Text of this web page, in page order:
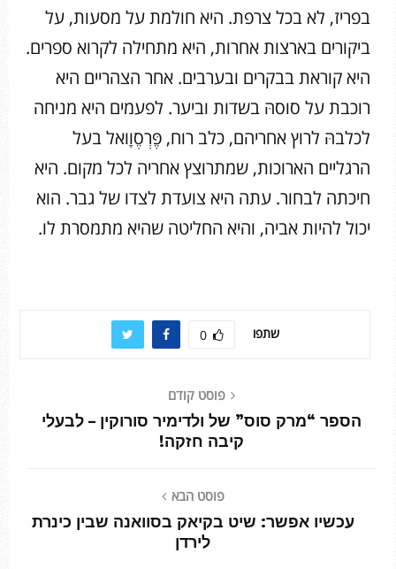
בפריז, לא בכל צרפת. היא חולמת על מסעות, על
ביקורים בארצות אחרות, היא מתחילה לקרוא ספרים.
היא קוראת בבקרים ובערבים. אחר הצהריים היא
רוכבת על סוסהּ בשדות וביער. לפעמים היא מניחה
לכלבהּ לרוץ אחריהם, כלב רוח, פֶּרְסֶוָואל בעל
הרגליים הארוכות, שמתרוצץ אחריה לכל מקום. היא
חיכתה לבחור. עתה היא צועדת לצדו של גבר. הוא
יכול להיות אביה, והיא החליטה שהיא מתמסרת לו.
שתפו 0
פוסט קודם
הספר “מרק סוס” של ולדימיר סורוקין – לבעלי
קיבה חזקה!
פוסט הבא
עכשיו אפשר: שיט בקיאק בסוואנה שבין כינרת
לירדן